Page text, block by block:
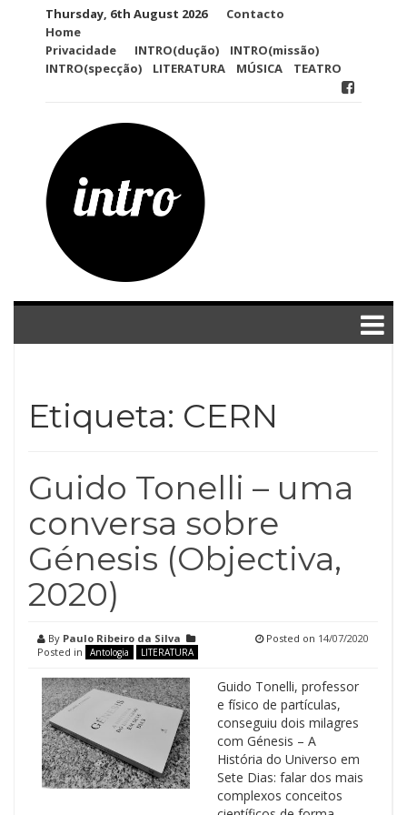
Thursday, 6th August 2026
Contacto
Home
Privacidade
INTRO(dução)
INTRO(missão)
INTRO(specção)
LITERATURA MÚSICA TEATRO
Etiqueta: CERN
Guido Tonelli – uma
conversa sobre
Génesis (Objectiva,
2020)
By Paulo Ribeiro da Silva
Posted in
Antologia LITERATURA
Posted on 14/07/2020
Guido Tonelli, professor
e físico de partículas,
conseguiu dois milagres
com Génesis – A
História do Universo em
Sete Dias: falar dos mais
complexos conceitos